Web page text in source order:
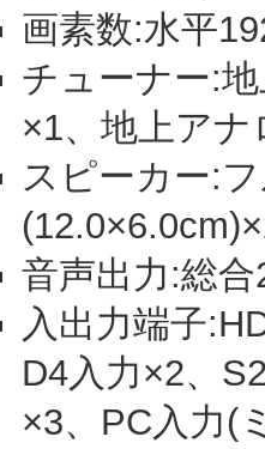
画素数:水平
チューナー:
×1、地上アナ
スピーカー:
音声出力:総
入出力端子
D4入力×2、
×3、PC入力(